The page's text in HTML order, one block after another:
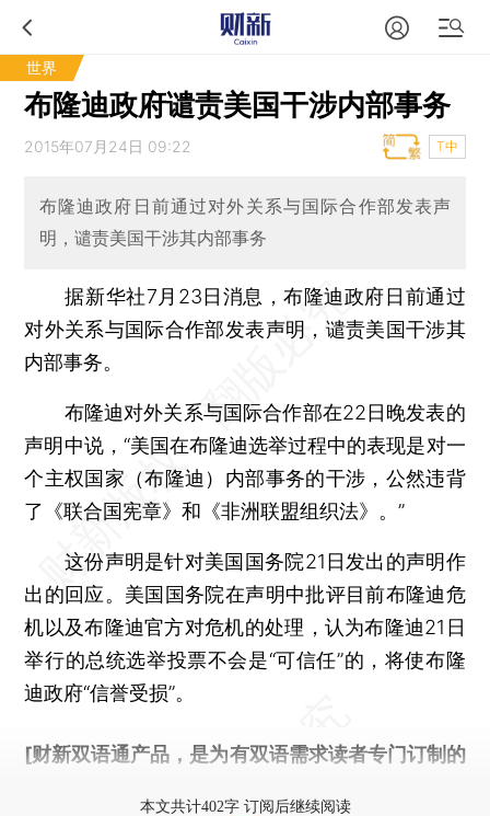
世界
布隆迪政府谴责美国干涉内部事务
2015年07月24日 09:22 T中
布隆迪政府日前通过对外关系与国际合作部发表声
明，谴责美国干涉其内部事务
据新华社7月23日消息，布隆迪政府日前通过
对外关系与国际合作部发表声明，谴责美国干涉其
内部事务。
布隆迪对外关系与国际合作部在22日晚发表的
声明中说，“美国在布隆迪选举过程中的表现是对一
个主权国家（布隆迪）内部事务的干涉，公然违背
了《联合国宪章》和《非洲联盟组织法》。”
这份声明是针对美国国务院21日发出的声明作
出的回应。美国国务院在声明中批评目前布隆迪危
机以及布隆迪官方对危机的处理，认为布隆迪21日
举行的总统选举投票不会是“可信任”的，将使布隆
迪政府“信誉受损”。
[财新双语通产品，是为有双语需求读者专门订制的
本文共计402字 订阅后继续阅读